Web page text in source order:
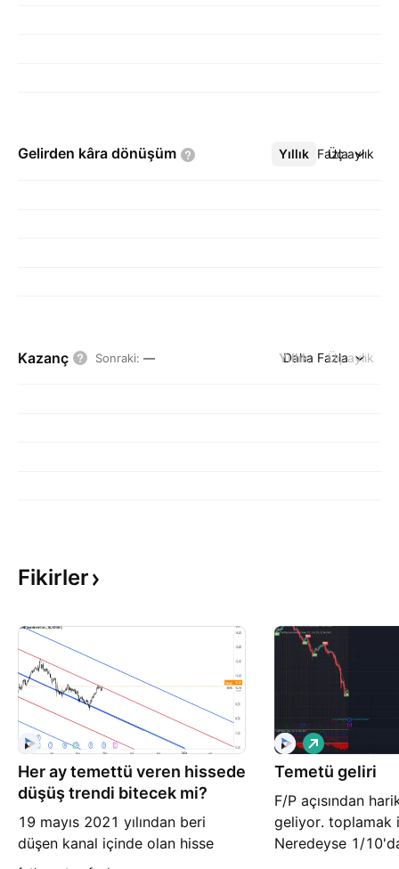
Gelirden kâra dönüşüm Yıllık Üç aylık
Daha Fazla
Kazanç Sonraki: — Yıllık Üç aylık
Daha Fazla
Fikirler
Her ay temettü veren hissede
düşüş trendi bitecek mi?
19 mayıs 2021 yılından beri
düşen kanal içinde olan hisse
ocak 2023 de yaklaşık 1.5 yıllık
Temetü geliri
F/P açısından
geliyor. toplamak
Neredeyse 1/
A
l
ı